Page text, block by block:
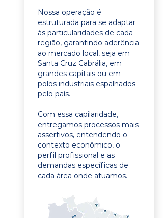
Nossa operação é
estruturada para se adaptar
às particularidades de cada
região, garantindo aderência
ao mercado local, seja em
Santa Cruz Cabrália, em
grandes capitais ou em
polos industriais espalhados
pelo país.
Com essa capilaridade,
entregamos processos mais
assertivos, entendendo o
contexto econômico, o
perfil profissional e as
demandas específicas de
cada área onde atuamos.